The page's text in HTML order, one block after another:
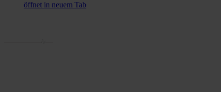
öffnet in neuem Tab